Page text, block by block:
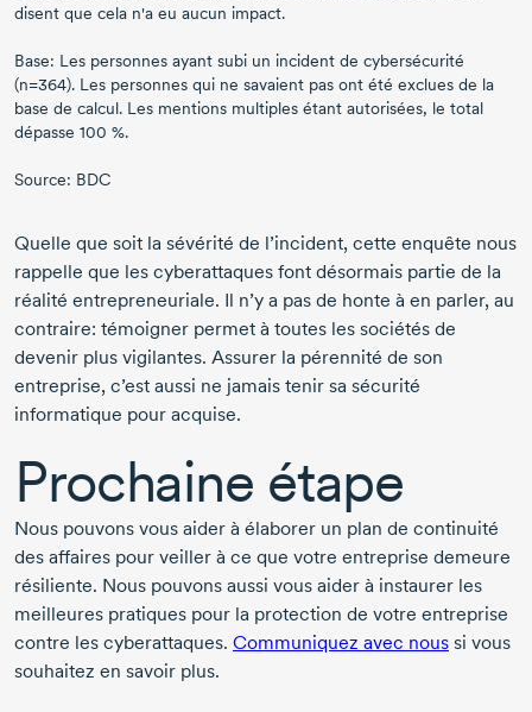
disent que cela n'a eu aucun impact.
Base: Les personnes ayant subi un incident de cybersécurité
(n=364). Les personnes qui ne savaient pas ont été exclues de la
base de calcul. Les mentions multiples étant autorisées, le total
dépasse 100 %.
Source: BDC
Quelle que soit la sévérité de l’incident, cette enquête nous
rappelle que les cyberattaques font désormais partie de la
réalité entrepreneuriale. Il n’y a pas de honte à en parler, au
contraire: témoigner permet à toutes les sociétés de
devenir plus vigilantes. Assurer la pérennité de son
entreprise, c’est aussi ne jamais tenir sa sécurité
informatique pour acquise.
Prochaine étape
Nous pouvons vous aider à élaborer un plan de continuité
des affaires pour veiller à ce que votre entreprise demeure
résiliente. Nous pouvons aussi vous aider à instaurer les
meilleures pratiques pour la protection de votre entreprise
contre les cyberattaques. Communiquez avec nous si vous
souhaitez en savoir plus.